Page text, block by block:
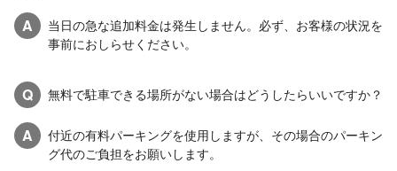
A
当日の急な追加料金は発生しません。必ず、お客様の状況を
事前におしらせください。
Q 無料で駐車できる場所がない場合はどうしたらいいですか？
A
付近の有料パーキングを使用しますが、その場合のパーキン
グ代のご負担をお願いします。